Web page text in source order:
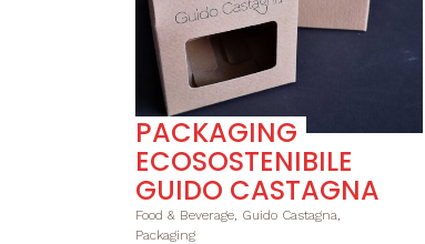
PACKAGING
ECOSOSTENIBILE
GUIDO CASTAGNA
Food & Beverage, Guido Castagna,
Packaging